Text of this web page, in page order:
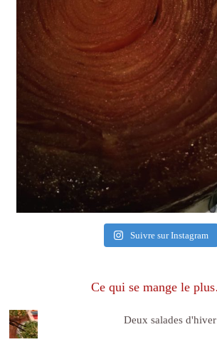
Suivre sur Instagram
Ce qui se mange le
Deux salades